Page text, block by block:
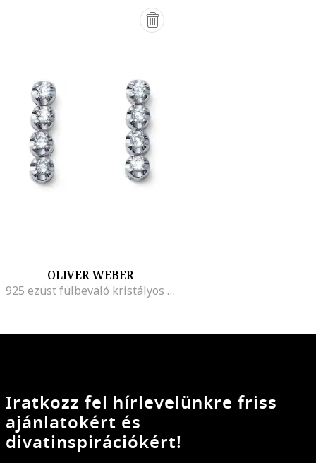
OLIVER WEBER
925 ezüst fülbevaló kristályos díszítéssel
Iratkozz fel hírlevelünkre friss
ajánlatokért és
divatinspirációkért!